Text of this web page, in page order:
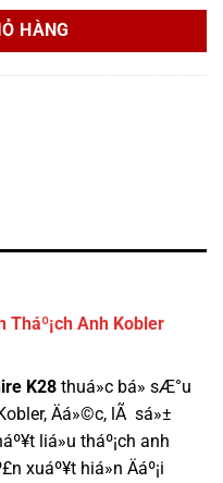
HÀNG
Tháº¡ch Anh Kobler
K28 thuá»c bá» sÆ°u
Äá»©c, lÃ sá»±
liá»u tháº¡ch anh
xuáº¥t hiá»n Äáº¡i